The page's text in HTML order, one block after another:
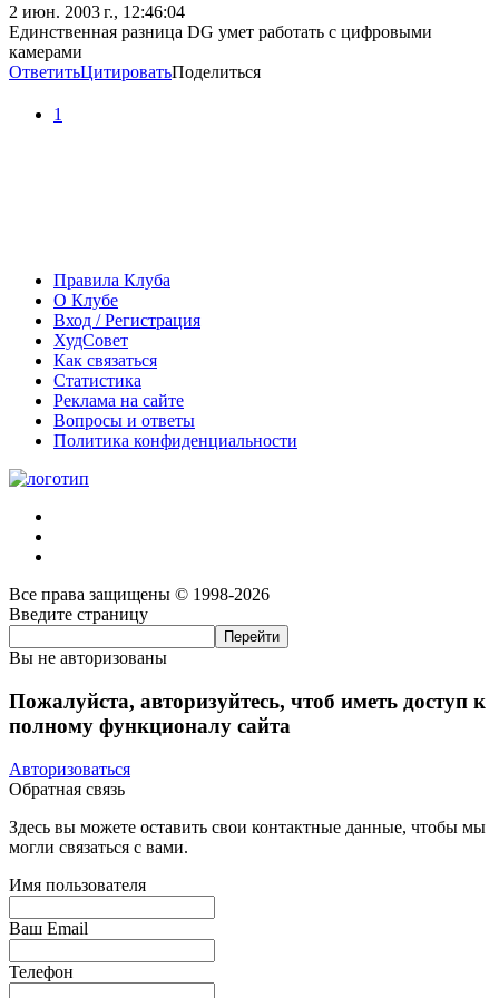
2 июн. 2003 г., 12:46:04
Единственная разница DG умет работать с цифровыми
камерами
ОтветитьЦитироватьПоделиться
1
Правила Клуба
О Клубе
Вход / Регистрация
ХудСовет
Как связаться
Статистика
Реклама на сайте
Вопросы и ответы
Политика конфиденциальности
Все права защищены © 1998-2026
Введите страницу
Вы не авторизованы
Пожалуйста, авторизуйтесь, чтоб иметь доступ к
полному функционалу сайта
Авторизоваться
Обратная связь
Здесь вы можете оставить свои контактные данные, чтобы мы
могли связаться с вами.
Имя пользователя
Ваш Email
Телефон